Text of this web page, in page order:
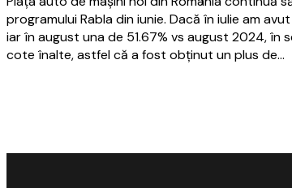
programului Rabla din iunie. Dacă în iulie am
iar în august una de 51.67% vs august 2024, în
cote înalte, astfel că a fost obţinut un plus de…